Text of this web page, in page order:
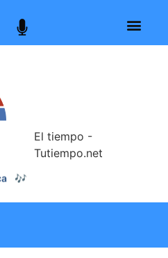
📰
El tiempo -
Tutiempo.net